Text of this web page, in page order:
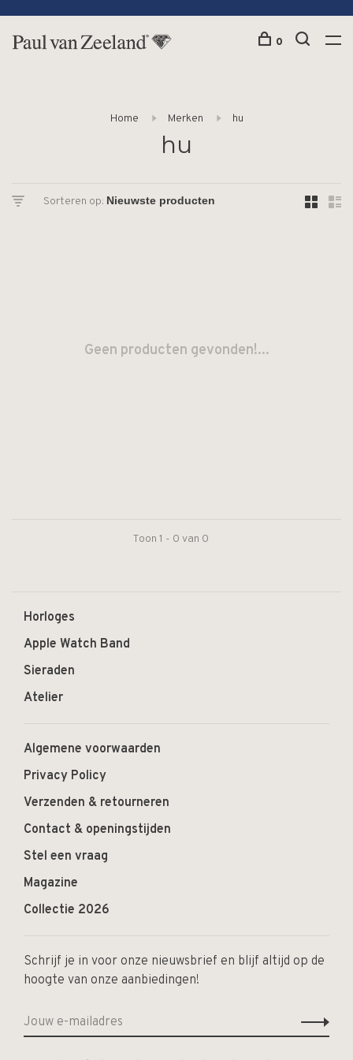
0
Home Merken hu
hu
Sorteren op:
Geen producten gevonden!...
Toon 1 - 0 van 0
Horloges
Apple Watch Band
Sieraden
Atelier
Algemene voorwaarden
Privacy Policy
Verzenden & retourneren
Contact & openingstijden
Stel een vraag
Magazine
Collectie 2026
Schrijf je in voor onze nieuwsbrief en blijf altijd op de
hoogte van onze aanbiedingen!